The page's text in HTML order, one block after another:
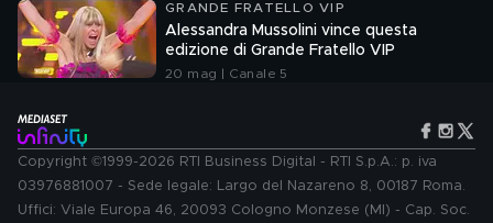
GRANDE FRATELLO VIP
Alessandra Mussolini vince questa
edizione di Grande Fratello VIP
20 mag | Canale 5
Copyright ©1999-2026 RTI Business Digital - RTI S.p.A.: p. iva
03976881007 - Sede legale: Largo del Nazareno 8, 00187 Roma.
Uffici: Viale Europa 46, 20093 Cologno Monzese (MI) - Cap. Soc.